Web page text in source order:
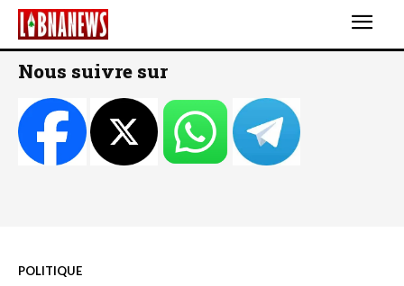
Nous suivre sur
POLITIQUE